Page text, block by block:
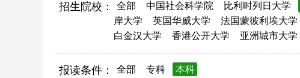
招生院校： 全部 中国社会科学院 比利时列日大学
岸大学
英国华威大学 法国蒙彼利埃大学
白金汉大学
香港公开大学 亚洲城市大学
报读条件： 全部 专科 本科